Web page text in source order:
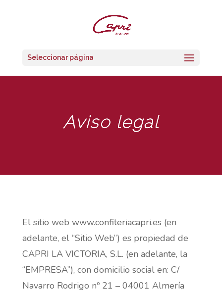
Seleccionar página
Aviso legal
El sitio web www.confiteriacapri.es (en
adelante, el “Sitio Web”) es propiedad de
CAPRI LA VICTORIA, S.L. (en adelante, la
“EMPRESA”), con domicilio social en: C/
Navarro Rodrigo nº 21 – 04001 Almería